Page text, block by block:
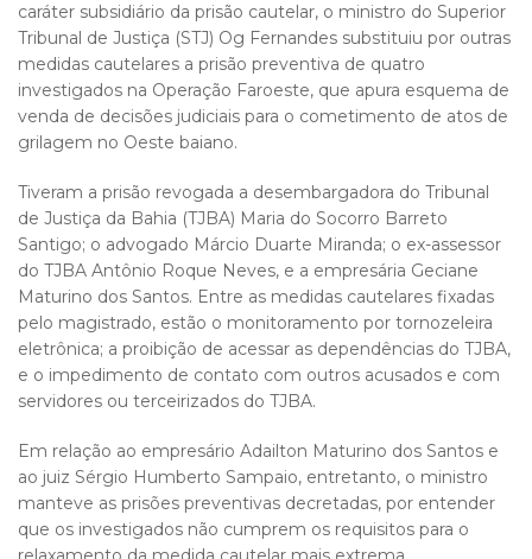
caráter subsidiário da prisão cautelar, o ministro do Superior
Tribunal de Justiça (STJ) Og Fernandes substituiu por outras
medidas cautelares a prisão preventiva de quatro
investigados na Operação Faroeste, que apura esquema de
venda de decisões judiciais para o cometimento de atos de
grilagem no Oeste baiano.
Tiveram a prisão revogada a desembargadora do Tribunal
de Justiça da Bahia (TJBA) Maria do Socorro Barreto
Santigo; o advogado Márcio Duarte Miranda; o ex-assessor
do TJBA Antônio Roque Neves, e a empresária Geciane
Maturino dos Santos. Entre as medidas cautelares fixadas
pelo magistrado, estão o monitoramento por tornozeleira
eletrônica; a proibição de acessar as dependências do TJBA,
e o impedimento de contato com outros acusados e com
servidores ou terceirizados do TJBA.
Em relação ao empresário Adailton Maturino dos Santos e
ao juiz Sérgio Humberto Sampaio, entretanto, o ministro
manteve as prisões preventivas decretadas, por entender
que os investigados não cumprem os requisitos para o